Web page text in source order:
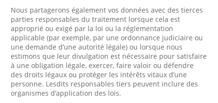
Nous partagerons également vos données avec des tierces
parties responsables du traitement lorsque cela est
approprié ou exigé par la loi ou la réglementation
applicable (par exemple, par une ordonnance judiciaire ou
une demande d’une autorité légale) ou lorsque nous
estimons que leur divulgation est nécessaire pour satisfaire
à une obligation légale, exercer, faire valoir ou défendre
des droits légaux ou protéger les intérêts vitaux d’une
personne. Lesdits responsables tiers peuvent inclure des
organismes d’application des lois.